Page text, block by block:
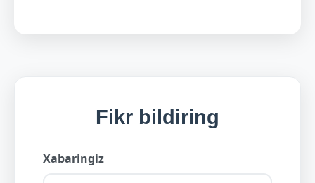
Fikr bildiring
Xabaringiz